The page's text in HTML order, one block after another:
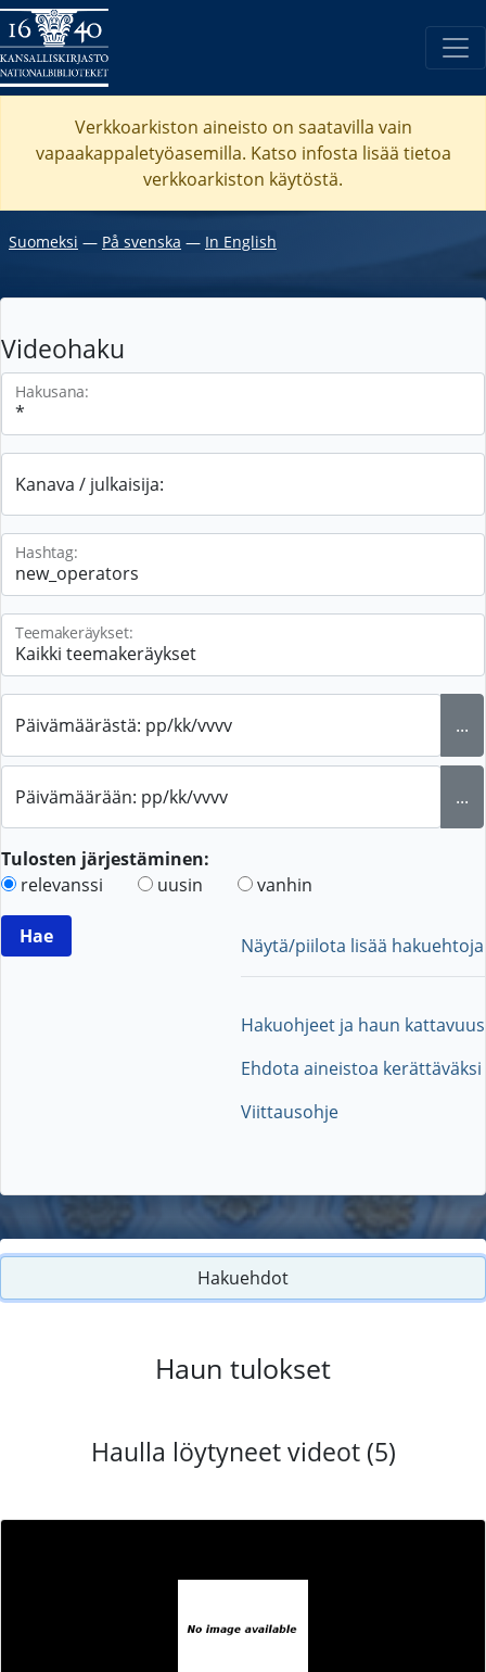
Verkkoarkiston aineisto on saatavilla vain
vapaakappaletyöasemilla. Katso infosta lisää tietoa
verkkoarkiston käytöstä.
Suomeksi ― På svenska ― In English
Videohaku
Hakusana:
Kanava / julkaisija:
Hashtag:
Teemakeräykset:
Päivämäärästä: pp/kk/vvvv ...
Päivämäärään: pp/kk/vvvv ...
Tulosten järjestäminen:
relevanssi
uusin vanhin
Näytä/piilota lisää hakuehtoja
Hakuohjeet ja haun kattavuus
Ehdota aineistoa kerättäväksi
Viittausohje
Hakuehdot
Haun tulokset
Haulla löytyneet videot (5)